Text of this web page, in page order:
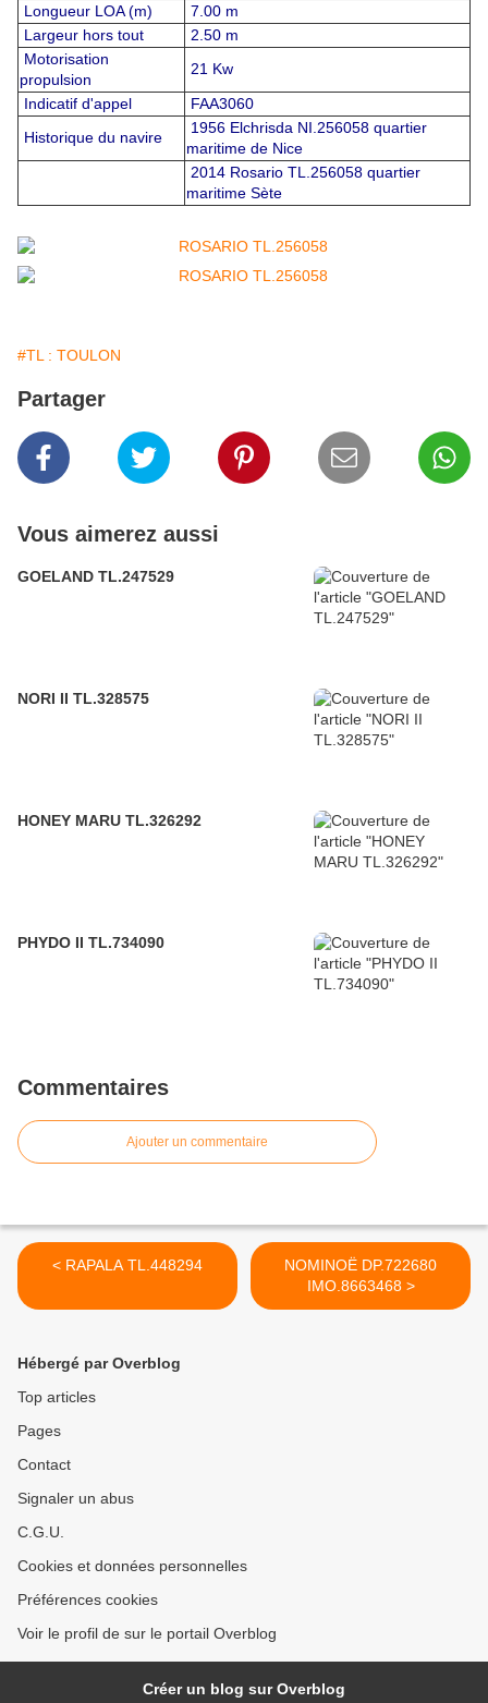
Longueur LOA (m)
7.00 m
Largeur hors tout
2.50 m
Motorisation
propulsion
21 Kw
Indicatif d'appel
FAA3060
Historique du navire
1956 Elchrisda NI.256058 quartier
maritime de Nice
2014 Rosario TL.256058 quartier
maritime Sète
#TL : TOULON
Partager
Vous aimerez aussi
GOELAND TL.247529
NORI II TL.328575
HONEY MARU TL.326292
PHYDO II TL.734090
Commentaires
Ajouter un commentaire
< RAPALA TL.448294
NOMINOË DP.722680
IMO.8663468 >
Hébergé par Overblog
Top articles
Pages
Contact
Signaler un abus
C.G.U.
Cookies et données personnelles
Préférences cookies
Voir le profil de sur le portail Overblog
Créer un blog sur Overblog